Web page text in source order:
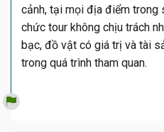
cảnh, tại mọi địa điểm trong
chức tour không chịu trách
bạc, đồ vật có giá trị và tài
trong quá trình tham quan.